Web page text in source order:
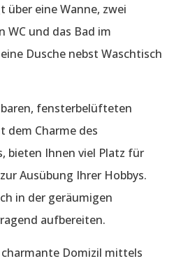
über eine Wanne, zwei
WC und das Bad im
Dusche nebst Waschtisch
fensterbelüfteten
dem Charme des
bieten Ihnen viel Platz für
Ausübung Ihrer Hobbys.
in der geräumigen
aufbereiten.
Domizil mittels